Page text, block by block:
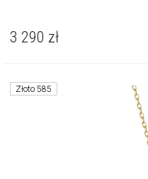
3 290 zł
Złoto 585